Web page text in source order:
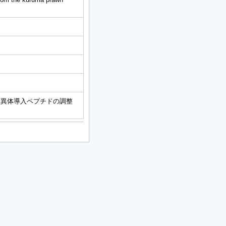
体導入ペプチドの調整